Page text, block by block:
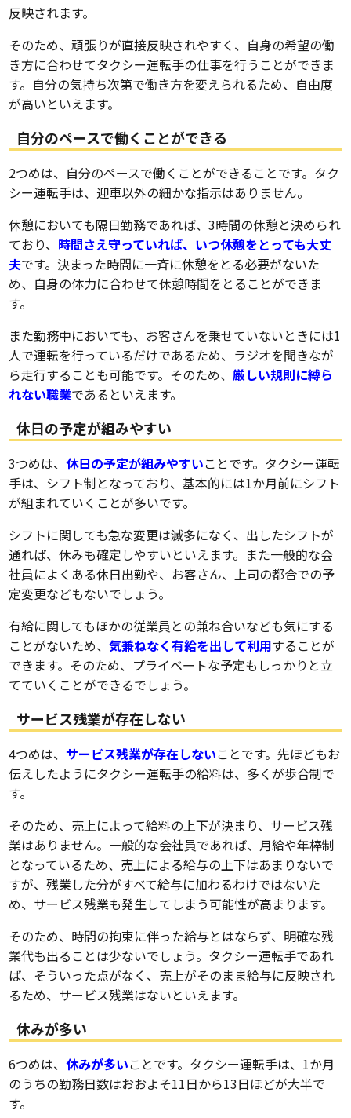
反映されます。
そのため、頑張りが直接反映されやすく、自身の希望の働
き方に合わせてタクシー運転手の仕事を行うことができま
す。自分の気持ち次第で働き方を変えられるため、自由度
が高いといえます。
自分のペースで働くことができる
2つめは、自分のペースで働くことができることです。タク
シー運転手は、迎車以外の細かな指示はありません。
休憩においても隔日勤務であれば、3時間の休憩と決められ
ており、 時間さえ守っていれば、いつ休憩をとっても大丈
夫です。決まった時間に一斉に休憩をとる必要がないた
め、自身の体力に合わせて休憩時間をとることができま
す。
また勤務中においても、お客さんを乗せていないときには1
人で運転を行っているだけであるため、ラジオを聞きなが
ら走行することも可能です。そのため、厳しい規則に縛ら
れない職業であるといえます。
休日の予定が組みやすい
3つめは、休日の予定が組みやすいことです。タクシー運転
手は、シフト制となっており、基本的には1か月前にシフト
が組まれていくことが多いです。
シフトに関しても急な変更は滅多になく、出したシフトが
通れば、休みも確定しやすいといえます。また一般的な会
社員によくある休日出勤や、お客さん、上司の都合での予
定変更などもないでしょう。
有給に関してもほかの従業員との兼ね合いなども気にする
ことがないため、気兼ねなく有給を出して利用することが
できます。そのため、プライベートな予定もしっかりと立
てていくことができるでしょう。
サービス残業が存在しない
4つめは、サービス残業が存在しないことです。先ほどもお
伝えしたようにタクシー運転手の給料は、多くが歩合制で
す。
そのため、売上によって給料の上下が決まり、サービス残
業はありません。一般的な会社員であれば、月給や年棒制
となっているため、売上による給与の上下はあまりないで
すが、残業した分がすべて給与に加わるわけではないた
め、サービス残業も発生してしまう可能性が高まります。
そのため、時間の拘束に伴った給与とはならず、明確な残
業代も出ることは少ないでしょう。タクシー運転手であれ
ば、そういった点がなく、売上がそのまま給与に反映され
るため、サービス残業はないといえます。
休みが多い
6つめは、休みが多いことです。タクシー運転手は、1か月
のうちの勤務日数はおおよそ11日から13日ほどが大半で
す。